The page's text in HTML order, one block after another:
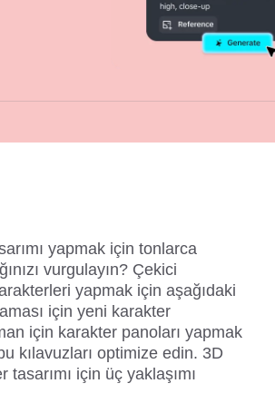
yapmak için tonlarca
vurgulayın? Çekici
yapmak için aşağıdaki
için yeni karakter
için karakter panoları yapmak
kılavuzları optimize edin. 3D
için üç yaklaşımı